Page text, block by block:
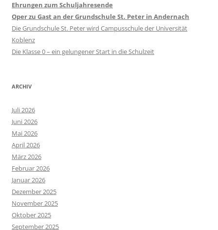
Ehrungen zum Schuljahresende
Oper zu Gast an der Grundschule St. Peter in Andernach
Die Grundschule St. Peter wird Campusschule der Universität
Koblenz
Die Klasse 0 – ein gelungener Start in die Schulzeit
ARCHIV
Juli 2026
Juni 2026
Mai 2026
April 2026
März 2026
Februar 2026
Januar 2026
Dezember 2025
November 2025
Oktober 2025
September 2025